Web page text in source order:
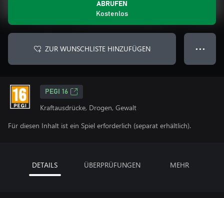
ABRUFEN
Kostenlos
ZUR WUNSCHLISTE HINZUFÜGEN ● ● ●
PEGI 16
Kraftausdrücke, Drogen, Gewalt
Für diesen Inhalt ist ein Spiel erforderlich (separat erhältlich).
DETAILS ÜBERPRÜFUNGEN MEHR